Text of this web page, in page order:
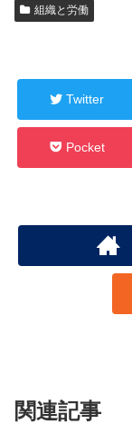
組織と労働
Twitter
Pocket
関連記事